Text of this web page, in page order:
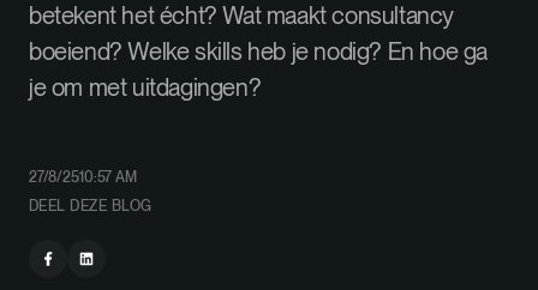
betekent het écht? Wat maakt consultancy
boeiend? Welke skills heb je nodig? En hoe ga
je om met uitdagingen?
27/8/2510:57 AM
DEEL DEZE BLOG